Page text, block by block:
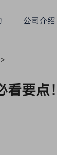
公司介绍
>
要点！